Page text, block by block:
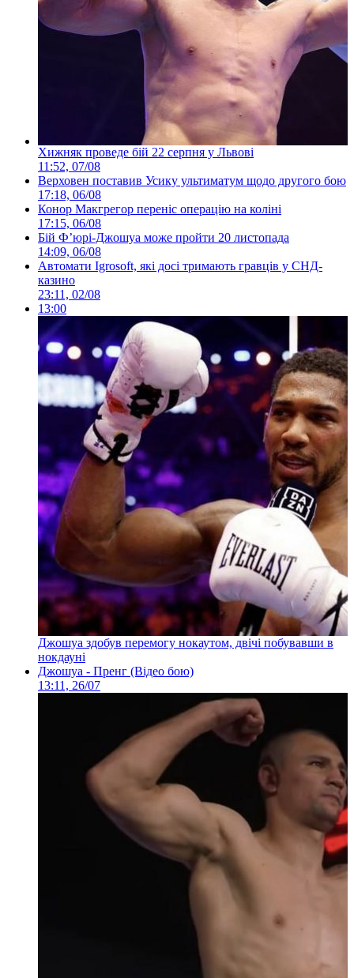
Хижняк проведе бій 22 серпня у Львові
11:52, 07/08
Верховен поставив Усику ультиматум щодо другого бою
17:18, 06/08
Конор Макгрегор переніс операцію на коліні
17:15, 06/08
Бій Ф’юрі-Джошуа може пройти 20 листопада
14:09, 06/08
Автомати Igrosoft, які досі тримають гравців у СНД-
казино
23:11, 02/08
13:00
Джошуа здобув перемогу нокаутом, двічі побувавши в
нокдауні
Джошуа - Пренг (Відео бою)
13:11, 26/07